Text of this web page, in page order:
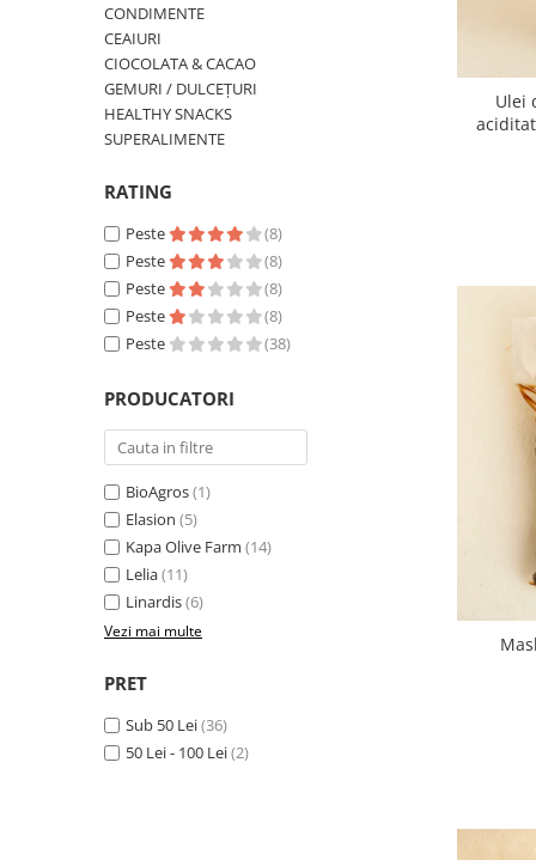
PRODUSE ECO / ORGANICE
PRODUSE ROMÂNEȘTI
REMEDII NATURISTE
TOATE PRODUSELE
CONDIMENTE
CEAIURI
CIOCOLATA & CACAO
GEMURI / DULCEȚURI
HEALTHY SNACKS
SUPERALIMENTE
RATING
Peste
(8)
Peste
(8)
Peste
(8)
Peste
(8)
Peste
(38)
PRODUCATORI
BioAgros(1)
Elasion (5)
Kapa Olive Farm (14)
Lelia(11)
Linardis(6)
Vezi mai multe
PRET
Sub 50 Lei(36)
50 Lei - 100 Lei(2)
Ulei